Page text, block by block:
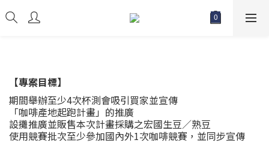
【專案目標】
期間舉辦至少4次杯測會吸引買家並宣傳
「咖啡產地起跑計畫」的推廣
設攤推廣並販售本次計畫採購之宏國生豆／熟豆
使用競賽批次至少參加國內外1次咖啡競賽，並同步宣傳